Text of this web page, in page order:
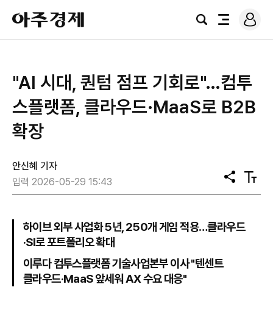
아
주
경
검
전
로
그
"AI 시대, 퀀텀 점프 기회로"…컴투
스플랫폼, 클라우드·MaaS로 B2B
확장
안신혜 기자
입력 2026-05-29 15:43
공
유
텍
스
하이브 외부 사업화 5년, 250개 게임 적용…클라우드
·SI로 포트폴리오 확대
이루다 컴투스플랫폼 기술사업본부 이사 "텐센트
클라우드·MaaS 앞세워 AX 수요 대응"